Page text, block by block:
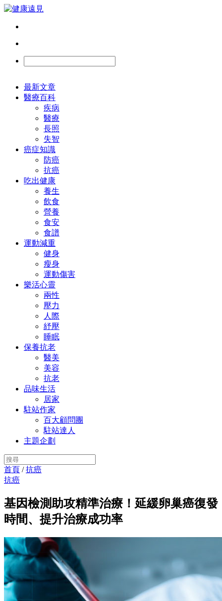
最新文章
醫療百科
疾病
醫療
長照
失智
癌症知識
防癌
抗癌
吃出健康
養生
飲食
營養
食安
食譜
運動減重
健身
瘦身
運動傷害
樂活心靈
兩性
壓力
人際
紓壓
睡眠
保養抗老
醫美
美容
抗老
品味生活
居家
駐站作家
百大顧問團
駐站達人
主題企劃
首頁 /抗癌
抗癌
基因檢測助攻精準治療！延緩卵巢癌復發
時間、提升治療成功率